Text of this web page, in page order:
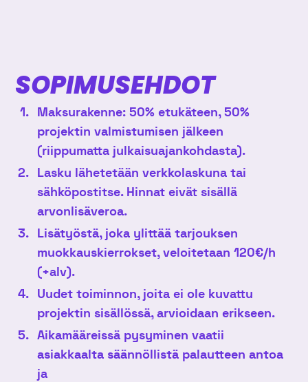
SOPIMUSEHDOT
Maksurakenne: 50% etukäteen, 50%
projektin valmistumisen jälkeen
(riippumatta julkaisuajankohdasta).
Lasku lähetetään verkkolaskuna tai
sähköpostitse. Hinnat eivät sisällä
arvonlisäveroa.
Lisätyöstä, joka ylittää tarjouksen
muokkauskierrokset, veloitetaan 120€/h
(+alv).
Uudet toiminnon, joita ei ole kuvattu
projektin sisällössä, arvioidaan erikseen.
Aikamääreissä pysyminen vaatii
asiakkaalta säännöllistä palautteen antoa
ja